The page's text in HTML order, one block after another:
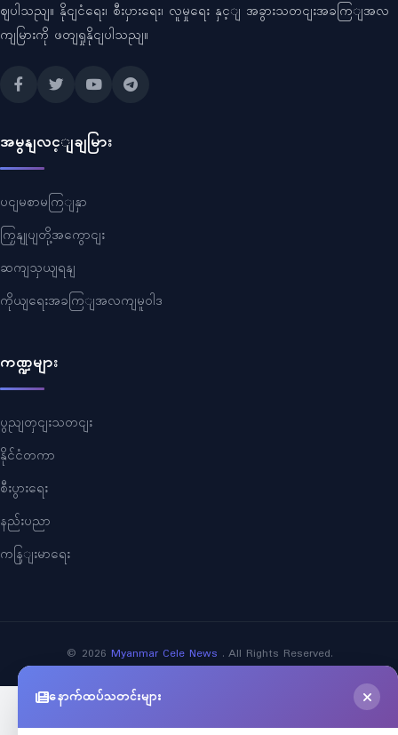
ဈပါသညျ။ နိုငျငံရေး၊ စီးပှားရေး၊ လူမှုရေး နှင့ျ အခွားသတငျးအခကြျအလ
ကျမြားကို ဖတျရှုနိုငျပါသညျ။
အမွနျလင့ျချမြား
ပငျမစာမကြျနှာ
ကြှနျုပျတို့အကွောငျး
ဆကျသှယျရနျ
ကိုယျရေးအခကြျအလကျမူဝါဒ
ကဏ္ဍများ
ပွညျတှငျးသတငျး
နိုင်ငံတကာ
စီးပွားရေး
နည်းပညာ
ကနြျးမာရေး
© 2026 Myanmar Cele News . All Rights Reserved.
နောက်ထပ်သတင်းများ